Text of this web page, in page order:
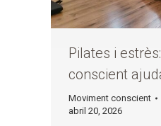
Pilates i
conscient
Moviment conscient
abril 20, 2026